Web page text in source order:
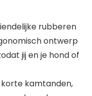
rubberen
ontwerp
jij en je hond of
kamtanden,